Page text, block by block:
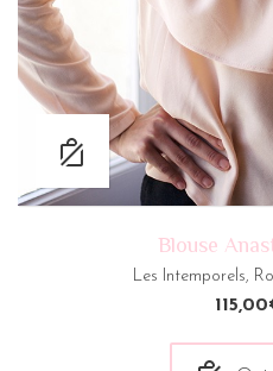
Blouse
Les Intemporels,
115,00